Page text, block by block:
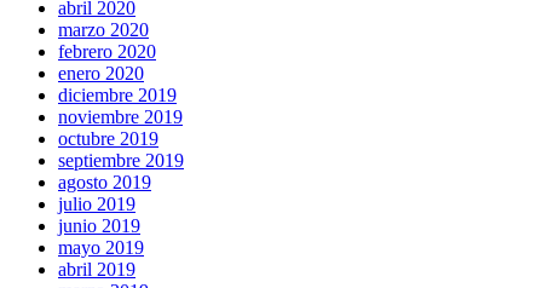
abril 2020
marzo 2020
febrero 2020
enero 2020
diciembre 2019
noviembre 2019
octubre 2019
septiembre 2019
agosto 2019
julio 2019
junio 2019
mayo 2019
abril 2019